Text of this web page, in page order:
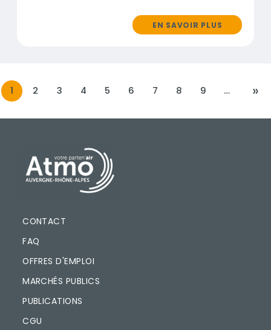
EN SAVOIR PLUS
1 2 3 4 5 6 7 8 9 … »
PIED DE PAGE
CONTACT
FAQ
OFFRES D'EMPLOI
MARCHÉS PUBLICS
PUBLICATIONS
CGU